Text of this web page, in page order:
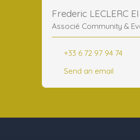
Associé Community &
+33 6 72 97 94 74
Send an email